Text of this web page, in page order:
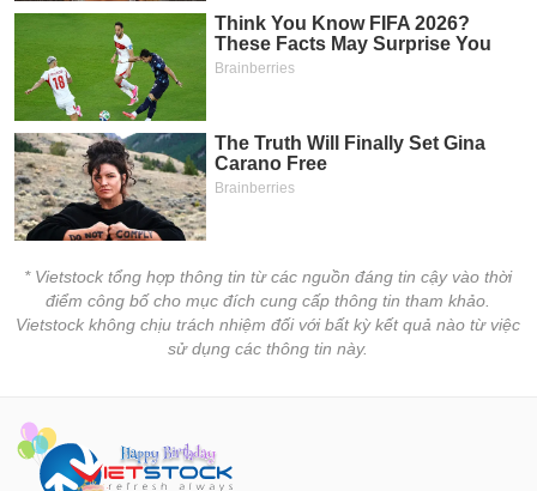
* Vietstock tổng hợp thông tin từ các nguồn đáng tin cậy vào thời
điểm công bố cho mục đích cung cấp thông tin tham khảo.
Vietstock không chịu trách nhiệm đối với bất kỳ kết quả nào từ việc
sử dụng các thông tin này.